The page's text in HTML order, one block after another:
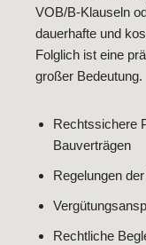
VOB/B-Klauseln
dauerhafte und
Folglich ist eine
großer Bedeutung.
Rechtssichere
Bauverträgen
Regelungen
Rechtliche